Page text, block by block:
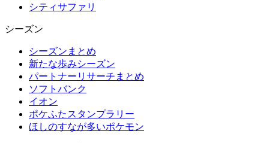
シティサファリ
シーズン
シーズンまとめ
新たな歩みシーズン
パートナーリサーチまとめ
ソフトバンク
イオン
ポケふたスタンプラリー
ほしのすなが多いポケモン